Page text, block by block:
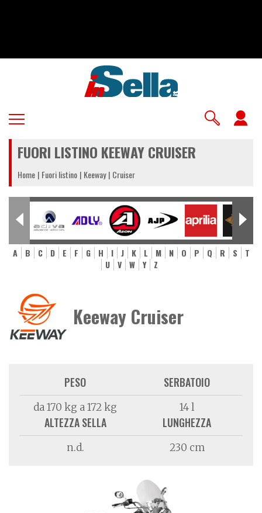
FUORI LISTINO KEEWAY CRUISER
Home Fuori listino Keeway Cruiser
A B C D E F G H I J K L M N O P Q R S
T
U
V W Y Z
Keeway Cruiser
PESO
da 170 kg a 172 kg
SERBATOIO
14 l
ALTEZZA SELLA
n.d.
LUNGHEZZA
230 cm